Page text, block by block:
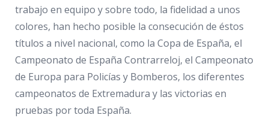
trabajo en equipo y sobre todo, la fidelidad a unos
colores, han hecho posible la consecución de éstos
títulos a nivel nacional, como la Copa de España, el
Campeonato de España Contrarreloj, el Campeonato
de Europa para Policías y Bomberos, los diferentes
campeonatos de Extremadura y las victorias en
pruebas por toda España.